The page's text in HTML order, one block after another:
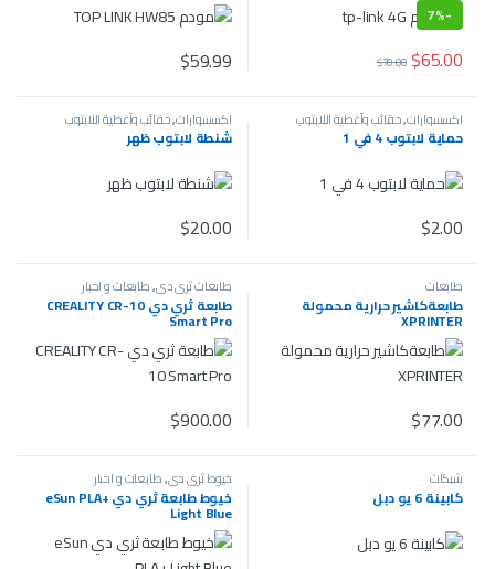
-
7%
$65.00
$70.00
$59.99
اكسسوارات,حقائب وأغطية اللابتوب
حماية لابتوب 4 في 1
$2.00
اكسسوارات,حقائب وأغطية اللابتوب
شنطة لابتوب ظهر
$20.00
طابعات
طابعةكاشير حرارية محمولة
XPRINTER
$77.00
طابعات ثري دي,طابعات و احبار
طابعة ثري دي CREALITY CR-10
Smart Pro
$900.00
شبكات
كابينة 6 يو دبل
خيوط ثري دي,طابعات و احبار
خيوط طابعة ثري دي eSun PLA+
Light Blue